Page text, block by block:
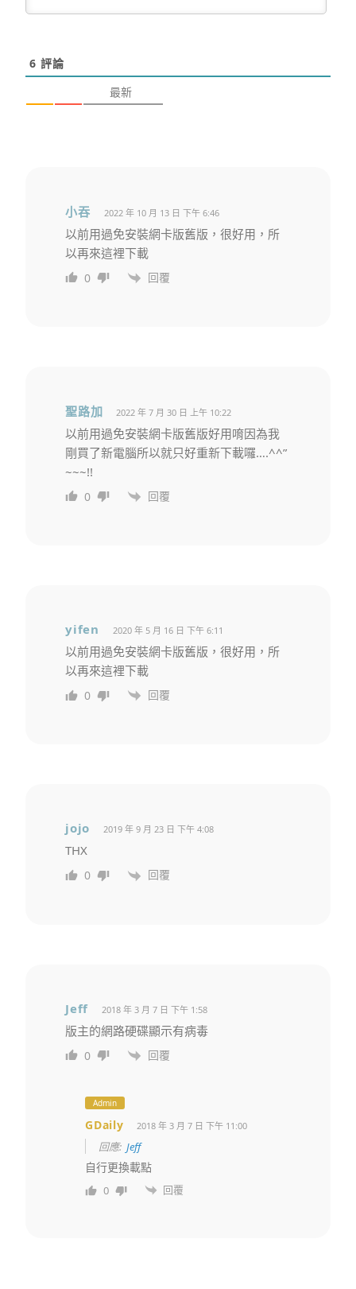
6 評論
最新
小吞 2022 年 10 月 13 日 下午 6:46
以前用過免安裝網卡版舊版，很好用，所
以再來這裡下載
0 回覆
聖路加 2022 年 7 月 30 日 上午 10:22
以前用過免安裝網卡版舊版好用唷因為我
剛買了新電腦所以就只好重新下載囉….^^”
~~~!!
0 回覆
yifen 2020 年 5 月 16 日 下午 6:11
以前用過免安裝網卡版舊版，很好用，所
以再來這裡下載
0 回覆
jojo 2019 年 9 月 23 日 下午 4:08
THX
0 回覆
Jeff 2018 年 3 月 7 日 下午 1:58
版主的網路硬碟顯示有病毒
0 回覆
Admin
GDaily 2018 年 3 月 7 日 下午 11:00
回應:Jeff
自行更換載點
0 回覆